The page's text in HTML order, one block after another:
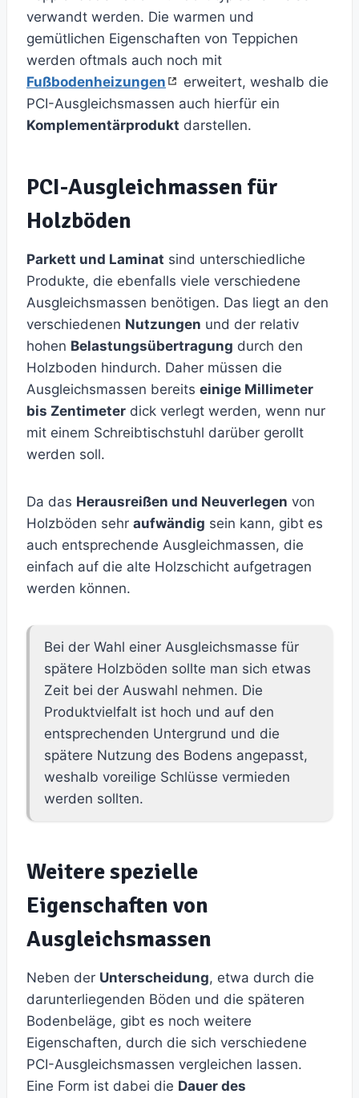
verwandt werden. Die warmen und
gemütlichen Eigenschaften von Teppichen
werden oftmals auch noch mit
Fußbodenheizungen
erweitert, weshalb die
PCI-Ausgleichsmassen auch hierfür ein
Komplementärprodukt darstellen.
PCI-Ausgleichmassen für
Holzböden
Parkett und Laminat sind unterschiedliche
Produkte, die ebenfalls viele verschiedene
Ausgleichsmassen benötigen. Das liegt an den
verschiedenen Nutzungen und der relativ
hohen Belastungsübertragung durch den
Holzboden hindurch. Daher müssen die
Ausgleichsmassen bereits einige Millimeter
bis Zentimeter dick verlegt werden, wenn nur
mit einem Schreibtischstuhl darüber gerollt
werden soll.
Da das Herausreißen und Neuverlegen von
Holzböden sehr aufwändig sein kann, gibt es
auch entsprechende Ausgleichmassen, die
einfach auf die alte Holzschicht aufgetragen
werden können.
Bei der Wahl einer Ausgleichsmasse für
spätere Holzböden sollte man sich etwas
Zeit bei der Auswahl nehmen. Die
Produktvielfalt ist hoch und auf den
entsprechenden Untergrund und die
spätere Nutzung des Bodens angepasst,
weshalb voreilige Schlüsse vermieden
werden sollten.
Weitere spezielle
Eigenschaften von
Ausgleichsmassen
Neben der Unterscheidung, etwa durch die
darunterliegenden Böden und die späteren
Bodenbeläge, gibt es noch weitere
Eigenschaften, durch die sich verschiedene
PCI-Ausgleichsmassen vergleichen lassen.
Eine Form ist dabei die Dauer des